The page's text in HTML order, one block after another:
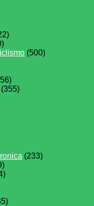
(500)
(355)
(233)